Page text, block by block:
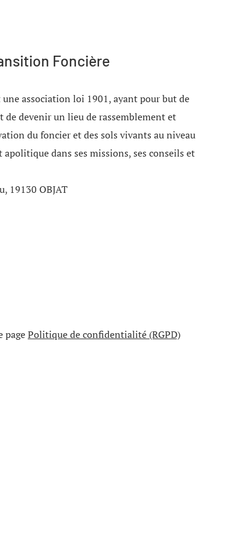
Foncière
une association loi 1901, ayant pour but de
devenir un lieu de rassemblement et
du foncier et des sols vivants au niveau
apolitique dans ses missions, ses conseils et
19130 OBJAT
pagePolitique de confidentialité (RGPD)